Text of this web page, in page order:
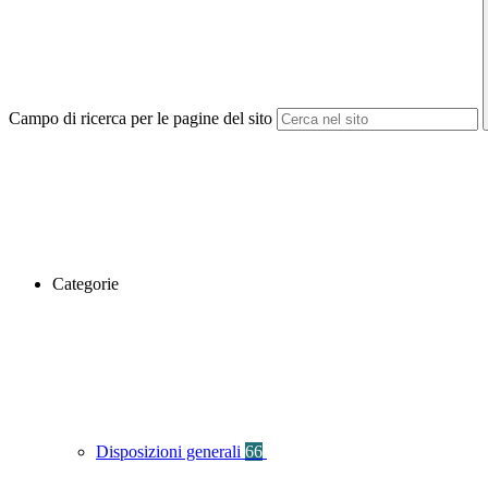
Campo di ricerca per le pagine del sito
Categorie
Disposizioni generali 66